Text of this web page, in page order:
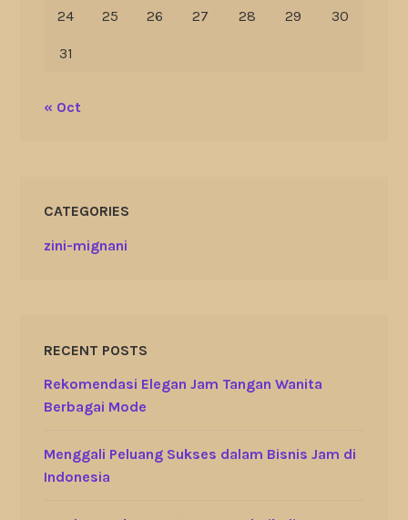
24 25 26 27 28 29 30
31
« Oct
CATEGORIES
zini-mignani
RECENT POSTS
Rekomendasi Elegan Jam Tangan Wanita
Berbagai Mode
Menggali Peluang Sukses dalam Bisnis Jam di
Indonesia